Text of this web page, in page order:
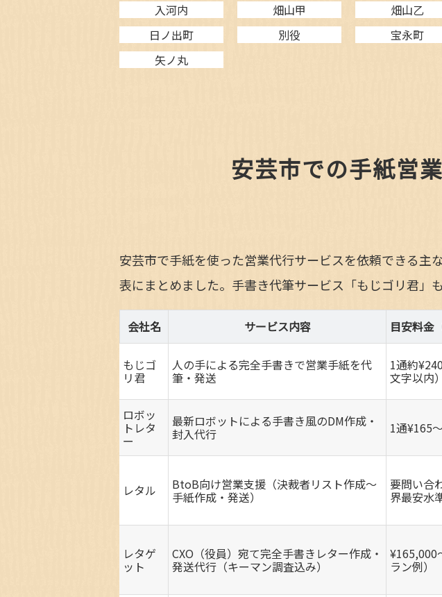
入河内
畑山甲 畑山乙
日ノ出町
別役 宝永町
矢ノ丸
安芸市での手紙営
安芸市で手紙を使った営業代行サービスを依頼できる
表にまとめました。手書き代筆サービス「もじゴリ君」
会社名 サービス内容 目安料金
もじゴ
リ君
人の手による完全手書きで営業手紙を代
筆・発送
1通約
文字以内）
ロボッ
トレタ
ー
最新ロボットによる手書き風のDM作成・
封入代行 1通¥165～
レタル BtoB向け営業支援（決裁者リスト作成～
手紙作成・発送）
要問い合
界最安水
レタゲ
ット
CXO（役員）宛て完全手書きレター作成・
発送代行（キーマン調査込み）
¥165,000
ラン例）